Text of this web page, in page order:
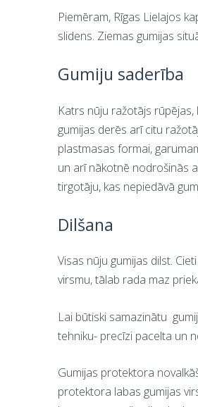
Piemēram, Rīgas Lielajos
slidens. Ziemas gumijas
Gumiju saderība
Katrs nūju ražotājs
gumijas derēs arī citu
plastmasas formai,
un arī nākotnē nodrošinās
tirgotāju, kas nepiedāvā
Dilšana
Visas nūju gumijas dilst.
virsmu, tālab rada maz
Lai būtiski samazinātu
tehniku- precīzi pacelta un
Gumijas protektora
protektora labas gumijas